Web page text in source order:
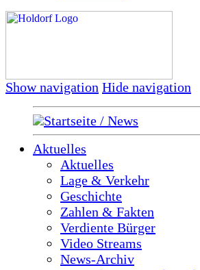
Show navigation Hide navigation
Startseite / News
Aktuelles
Aktuelles
Lage & Verkehr
Geschichte
Zahlen & Fakten
Verdiente Bürger
Video Streams
News-Archiv